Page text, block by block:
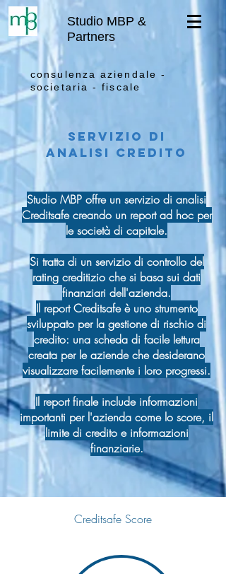
Studio MBP &
Partners
consulenza aziendale -
societaria - fiscale
Servizio di
analisi credito
Studio MBP offre un servizio di analisi
Creditsafe creando un report ad hoc per
le società di capitale.
Si tratta di un servizio di controllo del
rating creditizio che si basa sui dati
finanziari dell'azienda.
Il report Creditsafe è uno strumento
sviluppato per la gestione di rischio di
credito: una scheda di facile lettura
creata per le aziende che desiderano
visualizzare facilemente i loro progressi.
Il report finale include informazioni
importanti per l'azienda come lo score, il
limite di credito e informazioni
finanziarie.
Creditsafe Score